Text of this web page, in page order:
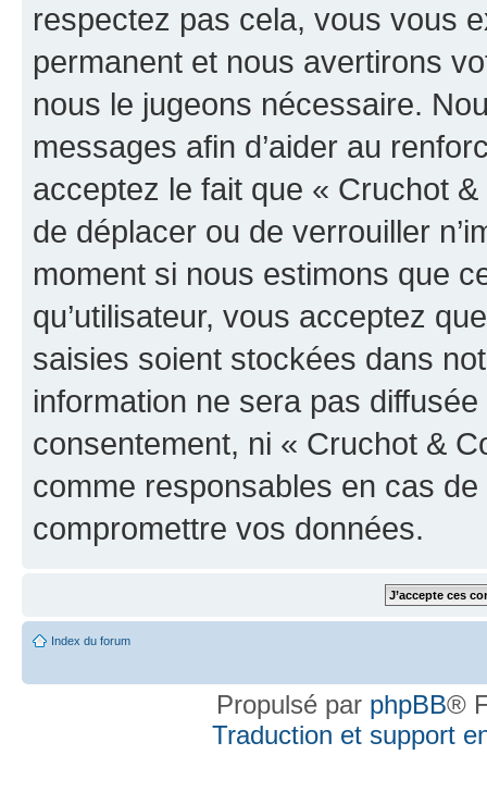
respectez pas cela, vous vous
permanent et nous avertirons
nous le jugeons nécessaire.
messages afin d’aider au
acceptez le fait que « Cruchot
de déplacer ou de verrouiller
moment si nous estimons que
qu’utilisateur, vous acceptez
saisies soient stockées dans
information ne sera pas
consentement, ni « Cruchot &
comme responsables en cas
compromettre vos données.
Index du forum
Propulsé par phpBB®
Traduction et support